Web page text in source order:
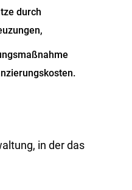
durch
in der das